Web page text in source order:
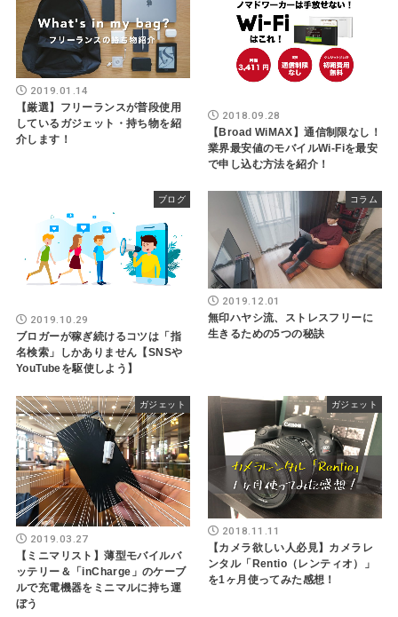
2019.01.14
【厳選】フリーランスが普段使用
しているガジェット・持ち物を紹
介します！
2018.09.28
【Broad WiMAX】通信制限なし！
業界最安値のモバイルWi-Fiを最安
で申し込む方法を紹介！
ブログ
2019.10.29
ブロガーが稼ぎ続けるコツは「指
名検索」しかありません【SNSや
YouTubeを駆使しよう】
コラム
2019.12.01
無印ハヤシ流、ストレスフリーに
生きるための5つの秘訣
ガジェット
2019.03.27
【ミニマリスト】薄型モバイルバ
ッテリー＆「inCharge」のケーブ
ルで充電機器をミニマルに持ち運
ぼう
ガジェット
2018.11.11
【カメラ欲しい人必見】カメラレ
ンタル「Rentio（レンティオ）」
を1ヶ月使ってみた感想！